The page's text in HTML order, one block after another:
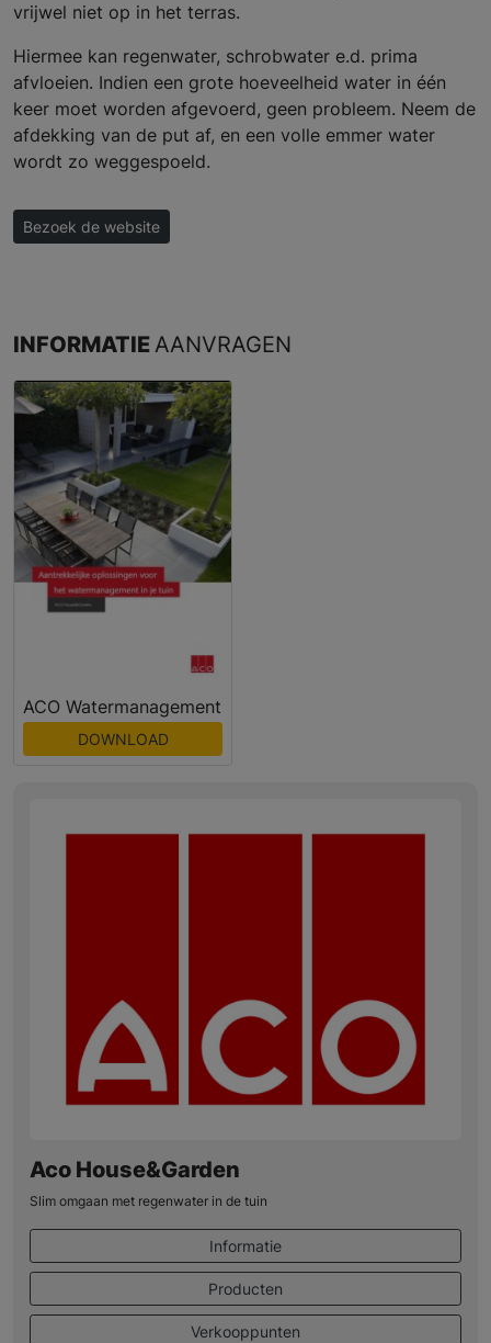
vrijwel niet op in het terras.
Hiermee kan regenwater, schrobwater e.d. prima
afvloeien. Indien een grote hoeveelheid water in één
keer moet worden afgevoerd, geen probleem. Neem de
afdekking van de put af, en een volle emmer water
wordt zo weggespoeld.
Bezoek de website
INFORMATIEAANVRAGEN
ACO Watermanagement
DOWNLOAD
Aco House&Garden
Slim omgaan met regenwater in de tuin
Informatie
Producten
Verkooppunten